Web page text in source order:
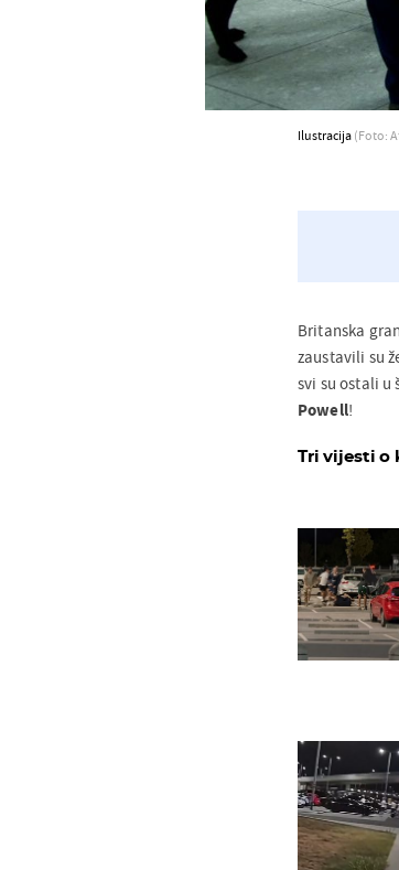
Ilustracija (Foto:
Britanska
zaustavili su
svi su ostali u
Powell!
Tri vijesti o